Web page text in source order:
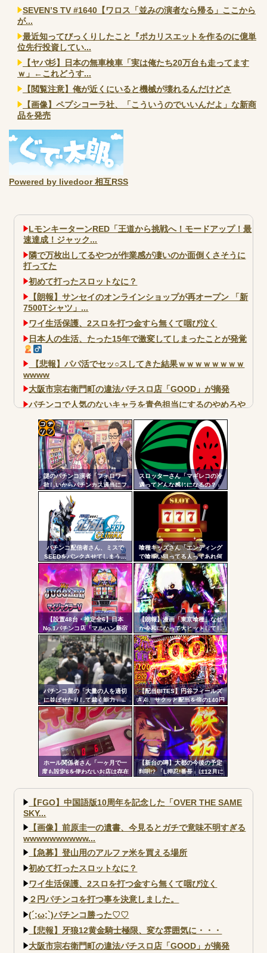
SEVEN’S TV #1640【ワロス「並みの演者なら帰る」ここから
が...
最近知ってびっくりしたこと『ポカリスエットを作るのに億単
位先行投資してい...
【ヤバ杉】日本の無車検車「実は俺たち20万台も走ってます
ｗ」←これどうす...
【閲覧注意】俺が近くにいると機械が壊れるんだけどさ
【画像】ペプシコーラ社、「こういうのでいいんだよ」な新商
品を発売
Powered by livedoor 相互RSS
LモンキーターンRED「王道から挑戦へ！モードアップ！最
速達成！ジャック...
隣で万枚出してるやつが作業感が凄いのか面倒くさそうに
打ってた
初めて打ったスロットなに？
【朗報】サンセイのオンラインショップが再オープン 「新
7500Tシャツ」...
ワイ生活保護、2スロを打つ金すら無くて咽び泣く
日本人の生活、たった15年で激変してしまったことが発覚
【悲報】パパ活でセッ○スしてきた結果ｗｗｗｗｗｗｗｗ
wwww
大阪市宗右衛門町の違法パチスロ店「GOOD」が摘発
パチンコで人気のないキャラを青色担当にするのやめろや
ワイ、パチンコ屋店員の目の前で会員カードを握り潰し
「今までありがとう」と...
無職のパチンコカス(22)なんやが、ワイの人生どれくらい
ヤバいか教えて？...
AngelBeats!とかいうクソアニメの思い出ｗｗｗ
Powered by livedoor 相互RSS
謎のパチンコ演者「フォロワー
欲しいからパチンカス適当にフ
ォローしよう」「フォロー返し
て来ないやつリムろ」←これで
何回もフォローしてくるのウザ
がられてますよ
スロッターさん「マギレコの冷
遇ってどんな感じになるの？」
パチンコ配信者さん、ミスで
SEEDをパンクさせてしまう…
喰種キッズさん「エンディング
で喰揃い狙ってる人ってあれ何
の意味があるの？」
【設置48台・推定全6】日本
No.1パチンコ店「マルハン新宿
東宝ビル店」のマイジャグラ
ー、とんでもない事になるｗｗ
ｗｗｗ
【朗報】漫画「東京喰種」なぜ
か令和になって大ヒットしてし
まうｗｗｗ
パチンコ屋の「大量の人を適切
に並ばせたりして裁く能力」←
これガチで凄いよなｗｗｗ
【配当BITES】円谷フィールズ
さん、サクッと配当を倍の140円
に爆上げ。ストップ高へ【株価
飛行隊】
ホール関係者さん「一ヶ月で一
度も設定6を使わないお店は存在
事がない店長も存在しないと思
う」←これガチ?！
【新台の噂】大都の今後の予定
判明!? 「L押忍!番長」は12月に
コテ
リン
- 固
ンク
自動
更新
ツー
ル
【FGO】中国語版10周年を記念した「OVER THE SAME
SKY...
【画像】前原圭一の遺書、今見るとガチで意味不明すぎる
wwwwwwwwww...
【急募】登山用のアルファ米を買える場所
初めて打ったスロットなに？
ワイ生活保護、2スロを打つ金すら無くて咽び泣く
２円パチンコを打つ事を決意しました。
(´;ω;`)パチンコ勝った♡♡
【悲報】牙狼12黄金騎士極限、変な雰囲気に・・・
大阪市宗右衛門町の違法パチスロ店「GOOD」が摘発